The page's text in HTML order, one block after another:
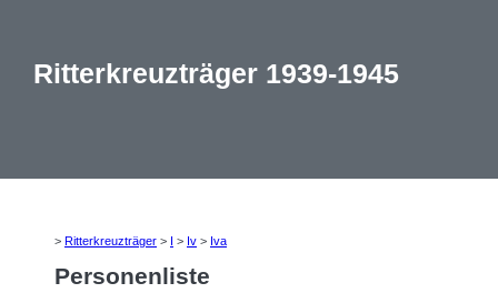
Ritterkreuzträger 1939-1945
> Ritterkreuzträger > I > Iv > Iva
Personenliste